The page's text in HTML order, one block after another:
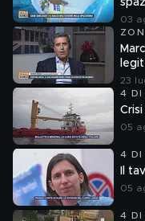
03
23
4 DI
05
4 DI
Il
05
4 DI